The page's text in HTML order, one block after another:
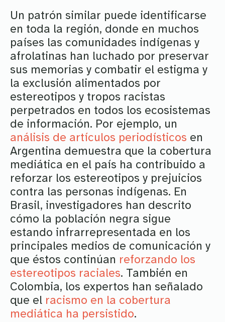
Un patrón similar puede identificarse
en toda la región, donde en muchos
países las comunidades indígenas y
afrolatinas han luchado por preservar
sus memorias y combatir el estigma y
la exclusión alimentados por
estereotipos y tropos racistas
perpetrados en todos los ecosistemas
de información. Por ejemplo, un
análisis de artículos periodísticos en
Argentina demuestra que la cobertura
mediática en el país ha contribuido a
reforzar los estereotipos y prejuicios
contra las personas indígenas. En
Brasil, investigadores han descrito
cómo la población negra sigue
estando infrarrepresentada en los
principales medios de comunicación y
que éstos continúan reforzando los
estereotipos raciales. También en
Colombia, los expertos han señalado
que el racismo en la cobertura
mediática ha persistido.